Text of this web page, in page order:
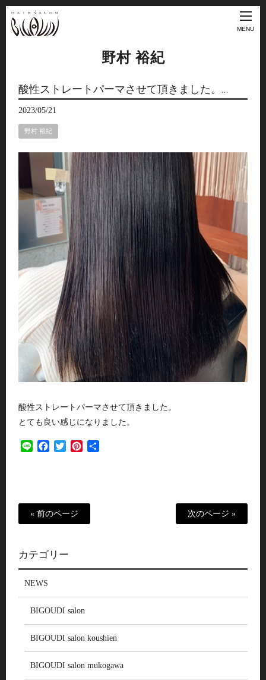
MENU
野村 裕紀
酸性ストレートパーマさせて頂きました。…
2023/05/21
野村 裕紀
酸性ストレートパーマさせて頂きました。
とても良い感じになりました。
Line FacebookTwitterPinterest
« 前のページ 次のページ »
カテゴリー
NEWS
BIGOUDI salon
BIGOUDI salon koushien
BIGOUDI salon mukogawa